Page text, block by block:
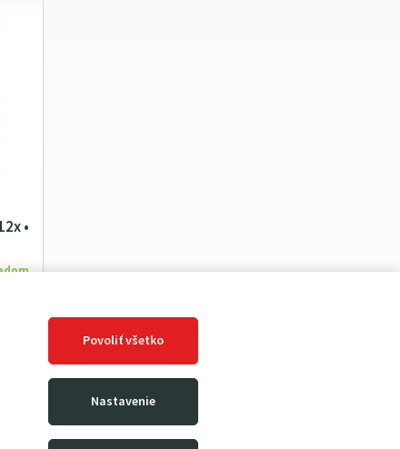
Povoliť všetko
Nastavenie
•